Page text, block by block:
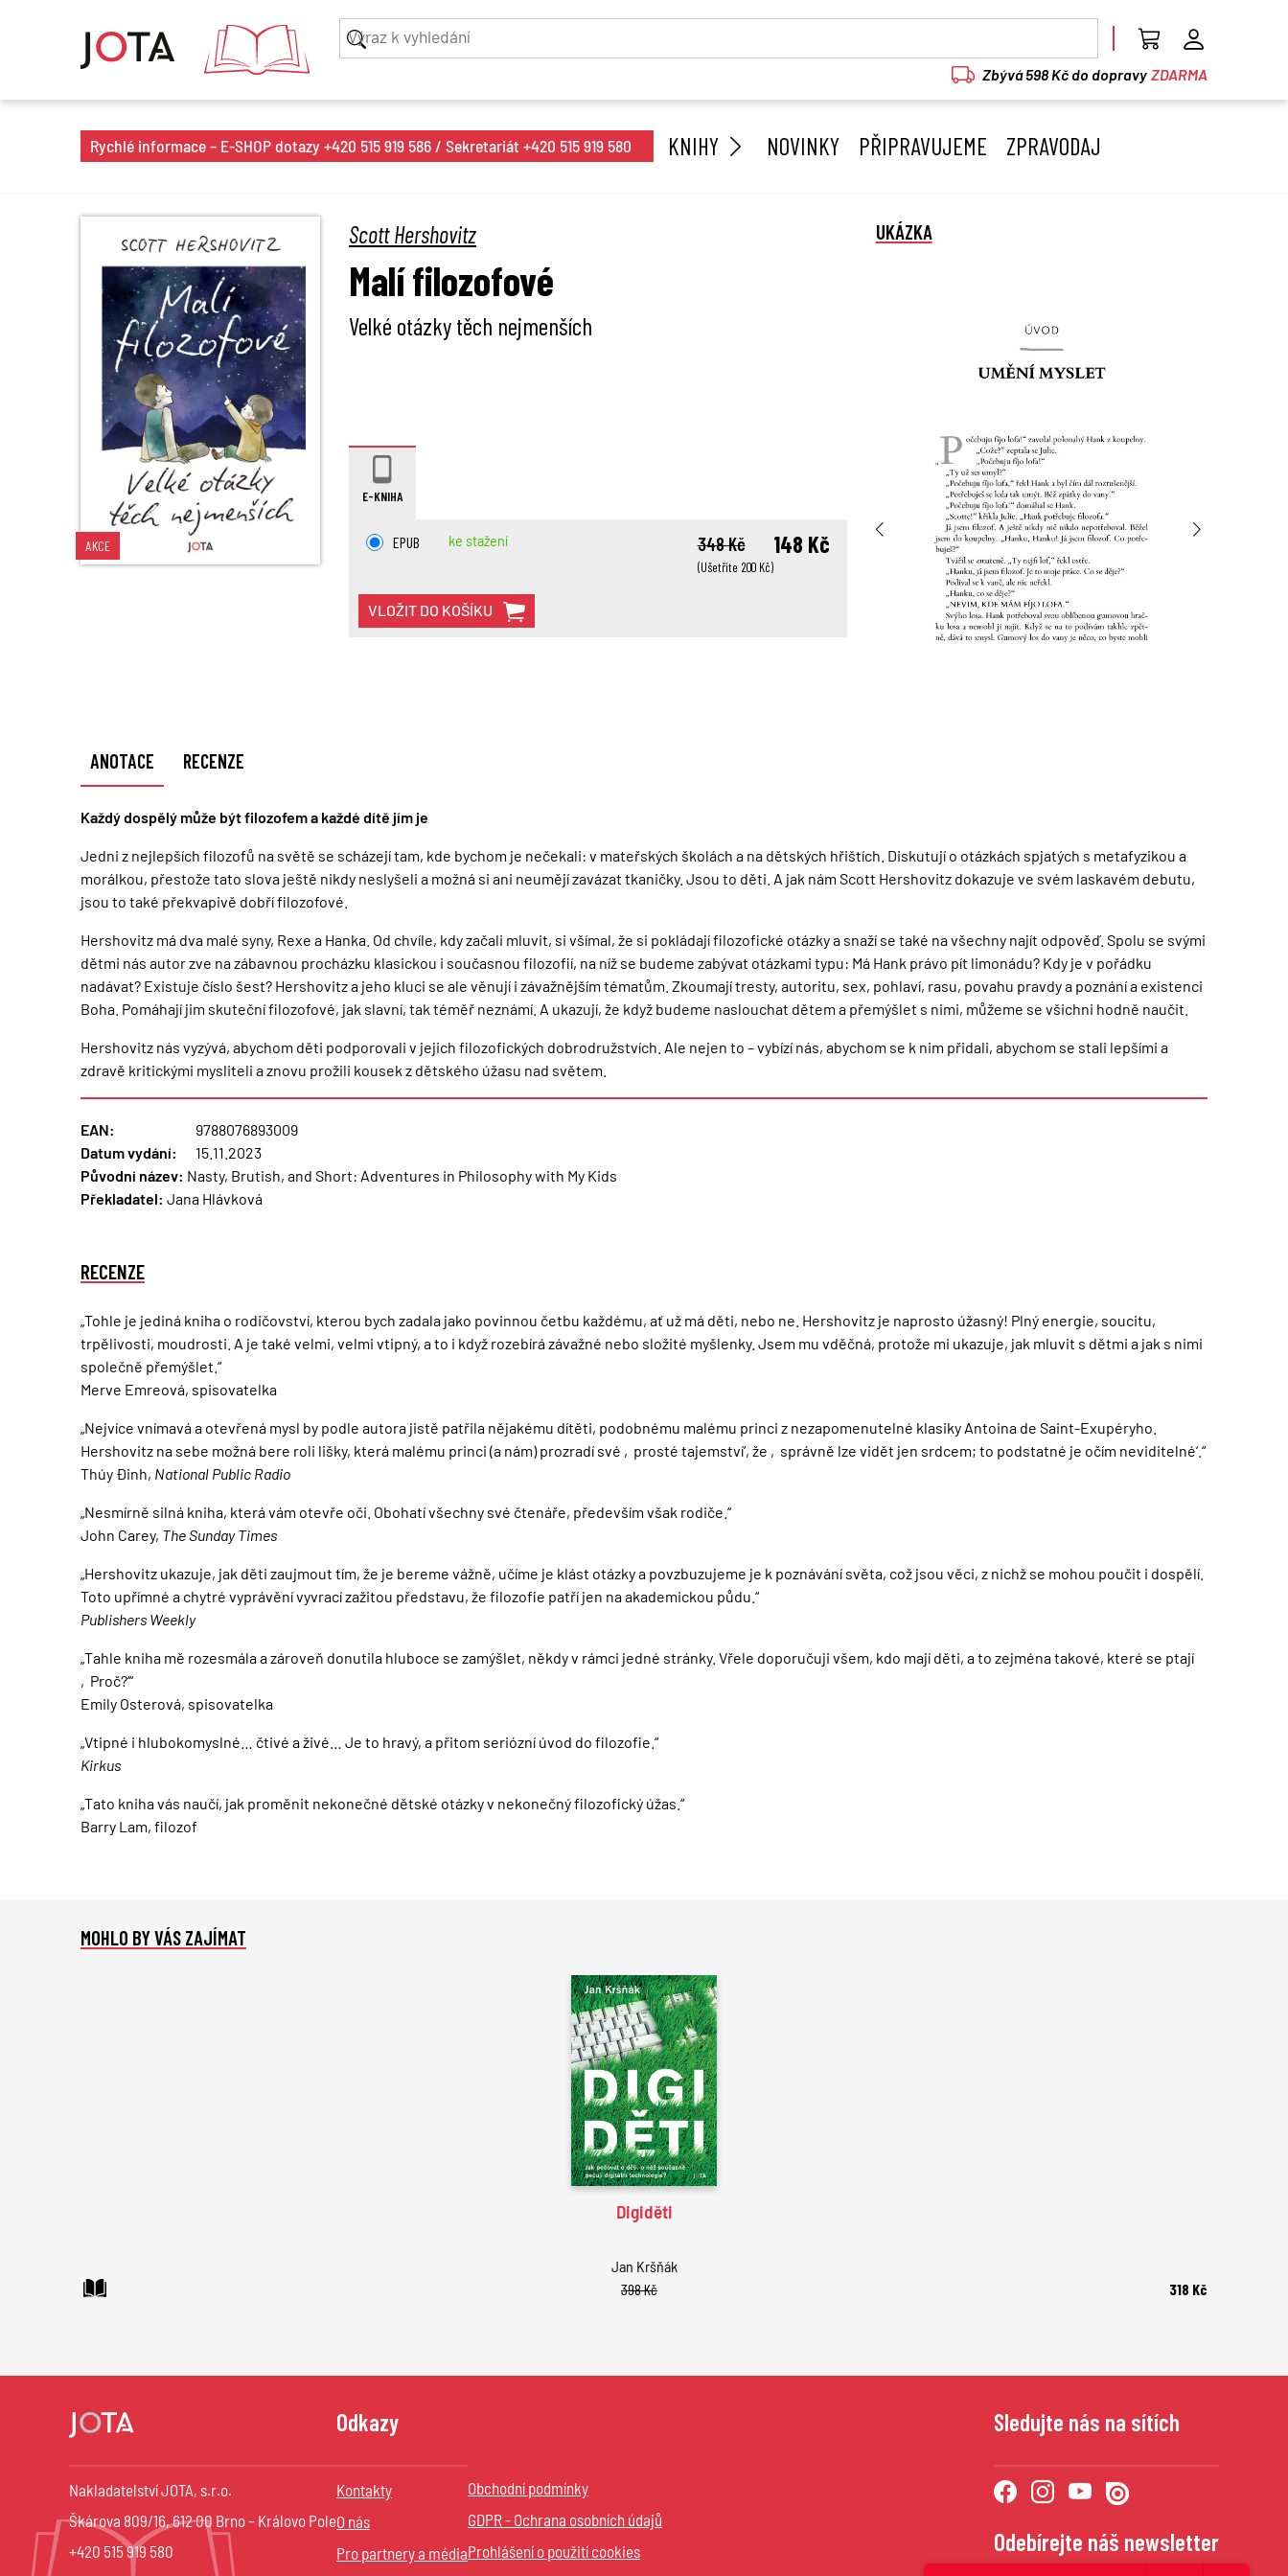
Zbývá 598 Kč do dopravy ZDARMA
Rychlé informace – E-SHOP dotazy +420 515 919 586 / Sekretariát +420 515 919 580 KNIHY NOVINKY PŘIPRAVUJEME ZPRAVODAJ
AKCE
Scott Hershovitz
Malí filozofové
Velké otázky těch nejmenších
UKÁZKA
E-KNIHA
EPUB ke stažení 348 Kč
(Ušetříte 200 Kč)
148 Kč
VLOŽIT DO KOŠÍKU
ANOTACE RECENZE
Každý dospělý může být filozofem a každé dítě jím je
Jedni z nejlepších filozofů na světě se scházejí tam, kde bychom je nečekali: v mateřských školách a na dětských hřištích. Diskutují o otázkách spjatých s metafyzikou a
morálkou, přestože tato slova ještě nikdy neslyšeli a možná si ani neumějí zavázat tkaničky. Jsou to děti. A jak nám Scott Hershovitz dokazuje ve svém laskavém debutu,
jsou to také překvapivě dobří filozofové.
Hershovitz má dva malé syny, Rexe a Hanka. Od chvíle, kdy začali mluvit, si všímal, že si pokládají filozofické otázky a snaží se také na všechny najít odpověď. Spolu se svými
dětmi nás autor zve na zábavnou procházku klasickou i současnou filozofií, na níž se budeme zabývat otázkami typu: Má Hank právo pít limonádu? Kdy je v pořádku
nadávat? Existuje číslo šest? Hershovitz a jeho kluci se ale věnují i závažnějším tématům. Zkoumají tresty, autoritu, sex, pohlaví, rasu, povahu pravdy a poznání a existenci
Boha. Pomáhají jim skuteční filozofové, jak slavní, tak téměř neznámí. A ukazují, že když budeme naslouchat dětem a přemýšlet s nimi, můžeme se všichni hodně naučit.
Hershovitz nás vyzývá, abychom děti podporovali v jejich filozofických dobrodružstvích. Ale nejen to – vybízí nás, abychom se k nim přidali, abychom se stali lepšími a
zdravě kritickými mysliteli a znovu prožili kousek z dětského úžasu nad světem.
EAN:
9788076893009
Datum vydání:
15.11.2023
Původní název: Nasty, Brutish, and Short: Adventures in Philosophy with My Kids
Překladatel: Jana Hlávková
RECENZE
„Tohle je jediná kniha o rodičovství, kterou bych zadala jako povinnou četbu každému, ať už má děti, nebo ne. Hershovitz je naprosto úžasný! Plný energie, soucitu,
trpělivosti, moudrosti. A je také velmi, velmi vtipný, a to i když rozebírá závažné nebo složité myšlenky. Jsem mu vděčná, protože mi ukazuje, jak mluvit s dětmi a jak s nimi
společně přemýšlet.“
Merve Emreová, spisovatelka
„Nejvíce vnímavá a otevřená mysl by podle autora jistě patřila nějakému dítěti, podobnému malému princi z nezapomenutelné klasiky Antoina de Saint-Exupéryho.
Hershovitz na sebe možná bere roli lišky, která malému princi (a nám) prozradí své ‚prosté tajemství‘, že ‚správně lze vidět jen srdcem; to podstatné je očím neviditelné‘.“
Thúy Đinh, National Public Radio
„Nesmírně silná kniha, která vám otevře oči. Obohatí všechny své čtenáře, především však rodiče.“
John Carey, The Sunday Times
„Hershovitz ukazuje, jak děti zaujmout tím, že je bereme vážně, učíme je klást otázky a povzbuzujeme je k poznávání světa, což jsou věci, z nichž se mohou poučit i dospělí.
Toto upřímné a chytré vyprávění vyvrací zažitou představu, že filozofie patří jen na akademickou půdu.“
Publishers Weekly
„Tahle kniha mě rozesmála a zároveň donutila hluboce se zamýšlet, někdy v rámci jedné stránky. Vřele doporučuji všem, kdo mají děti, a to zejména takové, které se ptají
‚Proč?‘“
Emily Osterová, spisovatelka
„Vtipné i hlubokomyslné… čtivé a živé… Je to hravý, a přitom seriózní úvod do filozofie.“
Kirkus
„Tato kniha vás naučí, jak proměnit nekonečné dětské otázky v nekonečný filozofický úžas.“
Barry Lam, filozof
MOHLO BY VÁS ZAJÍMAT
Digiděti
Jan Kršňák
398 Kč
318 Kč
Nakladatelství JOTA, s.r.o.
Škárova 809/16, 612 00 Brno – Královo Pole
+420 515 919 580
Odkazy
Kontakty
O nás
Pro partnery a média
Obchodní podmínky
GDPR - Ochrana osobních údajů
Prohlášení o použití cookies
Sledujte nás na sítích
Odebírejte náš newsletter